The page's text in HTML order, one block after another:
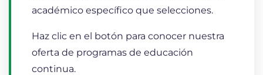
académico específico que selecciones.
Haz clic en el botón para conocer nuestra
oferta de programas de educación
continua.